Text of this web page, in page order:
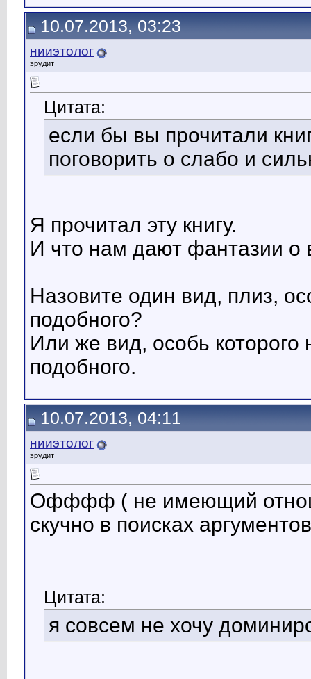
10.07.2013, 03:23
нииэтолог
эрудит
Цитата:
если бы вы прочитали
поговорить о слабо и
Я прочитал эту книгу.
И что нам дают фантазии о
Назовите один вид, плиз,
подобного?
Или же вид, особь которого
подобного.
10.07.2013, 04:11
нииэтолог
эрудит
Офффф ( не имеющий
скучно в поисках
Цитата:
я совсем не хочу